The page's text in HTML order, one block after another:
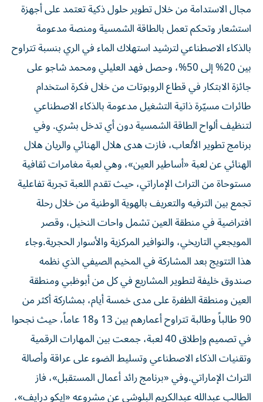
مجال الاستدامة من خلال تطوير حلول ذكية تعتمد على أجهزة
استشعار وتحكم تعمل بالطاقة الشمسية ومنصة مدعومة
بالذكاء الاصطناعي لترشيد استهلاك الماء في الري بنسبة تتراوح
بين 20% إلى 50%، وحصل فهد العليلي ومحمد شاجو على
جائزة الابتكار في قطاع الروبوتات من خلال فكرة استخدام
طائرات مسيّرة ذاتية التشغيل مدعومة بالذكاء الاصطناعي
لتنظيف ألواح الطاقة الشمسية دون أي تدخل بشري. وفي
برنامج تطوير الألعاب، فازت هدى هلال الهنائي والريان هلال
الهنائي عن لعبة «أساطير العين»، وهي لعبة مغامرات ثقافية
مستوحاة من التراث الإماراتي، حيث تقدم اللعبة تجربة تفاعلية
تجمع بين الترفيه والتعريف بالهوية الوطنية من خلال رحلة
افتراضية في منطقة العين تشمل واحات النخيل، وقصر
المويجعي التاريخي، والنوافير المركزية والأسوار الحجرية.وجاء
هذا التتويج بعد المشاركة في المخيم الصيفي الذي نظمه
صندوق خليفة لتطوير المشاريع في كل من أبوظبي ومنطقة
العين ومنطقة الظفرة على مدى خمسة أيام، بمشاركة أكثر من
90 طالباً وطالبة تتراوح أعمارهم بين 13 و18 عاماً، حيث نجحوا
في تصميم وإطلاق 40 لعبة، جمعت بين المهارات الرقمية
وتقنيات الذكاء الاصطناعي وتسليط الضوء على عراقة وأصالة
التراث الإماراتي.وفي «برنامج رائد أعمال المستقبل»، فاز
الطالب عبدالله عبدالكريم البلوشي عن مشروعه «إيكو درايف»،